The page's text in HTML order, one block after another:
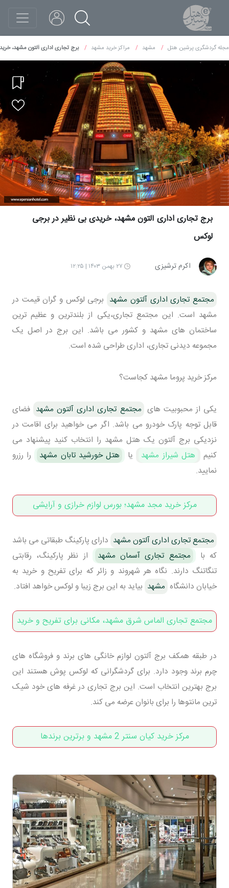
مجله گردشگری پرشین هتل مشهد مراکز خرید مشهد برج تجاری اداری آلتون مشهد،
برج تجاری اداری آلتون مشهد، خریدی بی نظیر در برجی
لوکس
اکرم ترشیزی ۲۷ بهمن ۱۴۰۳ | ۱۲:۲۵
مجتمع تجاری اداری آلتون مشهد برجی لوکس و گران قیمت در
مشهد است. این مجتمع تجاری،یکی از بلندترین و عظیم ترین
ساختمان های مشهد و کشور می باشد. این برج در اصل یک
مجموعه دیدنی تجاری، اداری طراحی شده است.
مرکز خرید پروما مشهد کجاست؟
یکی از محبوبیت های مجتمع تجاری اداری آلتون مشهد فضای
قابل توجه پارک خودرو می باشد. اگر می خواهید برای اقامت در
نزدیکی برج آلتون یک هتل مشهد را انتخاب کنید پیشنهاد می
کنیم
هتل شیراز مشهد یا هتل خورشید تابان مشهد
را رزرو
نمایید.
مرکز خرید مجد مشهد؛ بورس لوازم خرازی و آرایشی
مجتمع تجاری اداری آلتون مشهد دارای پارکینگ طبقاتی می باشد
که با
مجتمع تجاری آسمان مشهد
از نظر پارکینگ، رقابتی
تنگاتنگ دارند. نگاه هر شهروند و زائر که برای تفریح و خرید به
خیابان دانشگاه مشهد بیاید به این برج زیبا و لوکس خواهد افتاد.
مجتمع تجاری الماس شرق مشهد، مکانی برای تفریح و خرید
در طبقه همکف برج آلتون لوازم خانگی های برند و فروشگاه های
چرم برند وجود دارد. برای گردشگرانی که لوکس پوش هستند این
برج بهترین انتخاب است. این برج تجاری در غرفه های خود شیک
ترین مانتوها را برای بانوان عرضه می کند.
مرکز خرید کیان سنتر 2 مشهد و برترین برندها